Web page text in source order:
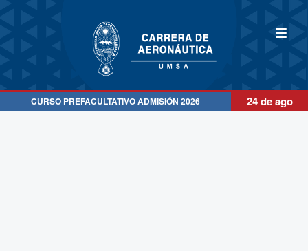
CURSO PREFACULTATIVO ADMISIÓN 2026 24 de ago